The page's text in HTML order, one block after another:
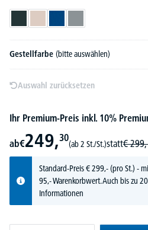
Gestellfarbe (bitte auswählen)
Auswahl zurücksetzen
Ihr Premium-Preis inkl. 10%
ab€249,30
(ab 2 St./St.)statt€
Standard-Preis€299,-(pro St.) -
95,- Warenkorbwert. Auch bis zu
Informationen